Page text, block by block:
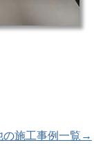
の施工事例一覧→